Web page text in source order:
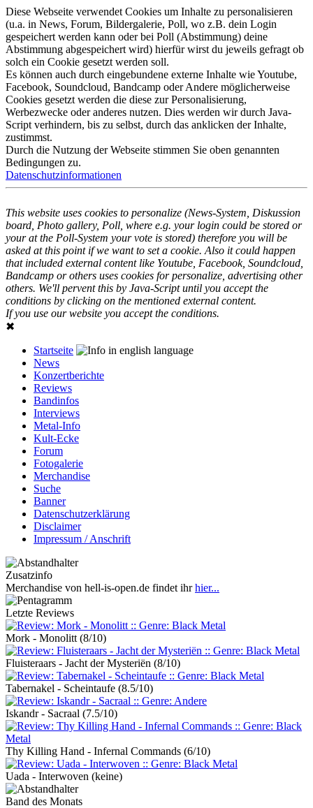
Diese Webseite verwendet Cookies um Inhalte zu personalisieren
(u.a. in News, Forum, Bildergalerie, Poll, wo z.B. dein Login
gespeichert werden kann oder bei Poll (Abstimmung) deine
Abstimmung abgespeichert wird) hierfür wirst du jeweils gefragt ob
solch ein Cookie gesetzt werden soll.
Es können auch durch eingebundene externe Inhalte wie Youtube,
Facebook, Soundcloud, Bandcamp oder Andere möglicherweise
Cookies gesetzt werden die diese zur Personalisierung,
Werbezwecke oder anderes nutzen. Dies werden wir durch Java-
Script verhindern, bis zu selbst, durch das anklicken der Inhalte,
zustimmst.
Durch die Nutzung der Webseite stimmen Sie oben genannten
Bedingungen zu.
Datenschutzinformationen
This website uses cookies to personalize (News-System, Diskussion
board, Photo gallery, Poll, where e.g. your login could be stored or
your at the Poll-System your vote is stored) therefore you will be
asked at this point if we want to set a cookie. Also it could happen
that included external content like Youtube, Facebook, Soundcloud,
Bandcamp or others uses cookies for personalize, advertising other
others. We'll pervent this by Java-Script until you accept the
conditions by clicking on the mentioned external content.
If you use our website you accept the conditions.
✖
Startseite
News
Konzertberichte
Reviews
Bandinfos
Interviews
Metal-Info
Kult-Ecke
Forum
Fotogalerie
Merchandise
Suche
Banner
Datenschutzerklärung
Disclaimer
Impressum / Anschrift
Zusatzinfo
Merchandise von hell-is-open.de findet ihrhier...
Letzte Reviews
Mork - Monolitt (8/10)
Fluisteraars - Jacht der Mysteriën (8/10)
Tabernakel - Scheintaufe (8.5/10)
Iskandr - Sacraal (7.5/10)
Thy Killing Hand - Infernal Commands (6/10)
Uada - Interwoven (keine)
Band des Monats